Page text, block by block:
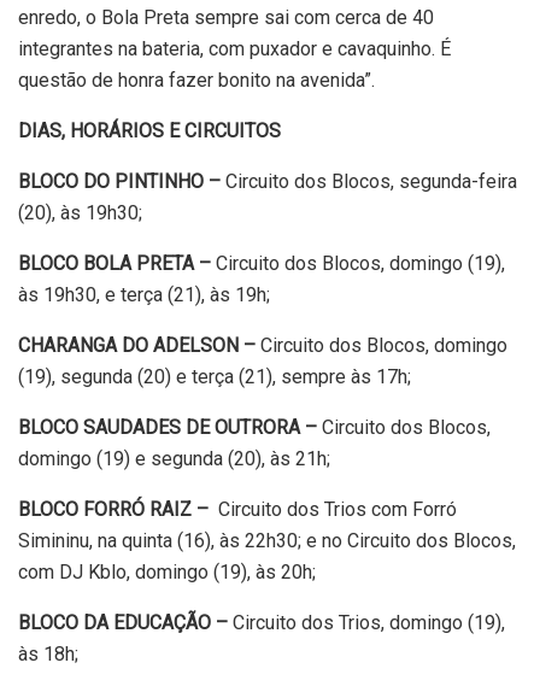
enredo, o Bola Preta sempre sai com cerca de 40
integrantes na bateria, com puxador e cavaquinho. É
questão de honra fazer bonito na avenida”.
DIAS, HORÁRIOS E CIRCUITOS
BLOCO DO PINTINHO – Circuito dos Blocos, segunda-feira
(20), às 19h30;
BLOCO BOLA PRETA – Circuito dos Blocos, domingo (19),
às 19h30, e terça (21), às 19h;
CHARANGA DO ADELSON – Circuito dos Blocos, domingo
(19), segunda (20) e terça (21), sempre às 17h;
BLOCO SAUDADES DE OUTRORA – Circuito dos Blocos,
domingo (19) e segunda (20), às 21h;
BLOCO FORRÓ RAIZ – Circuito dos Trios com Forró
Simininu, na quinta (16), às 22h30; e no Circuito dos Blocos,
com DJ Kblo, domingo (19), às 20h;
BLOCO DA EDUCAÇÃO – Circuito dos Trios, domingo (19),
às 18h;